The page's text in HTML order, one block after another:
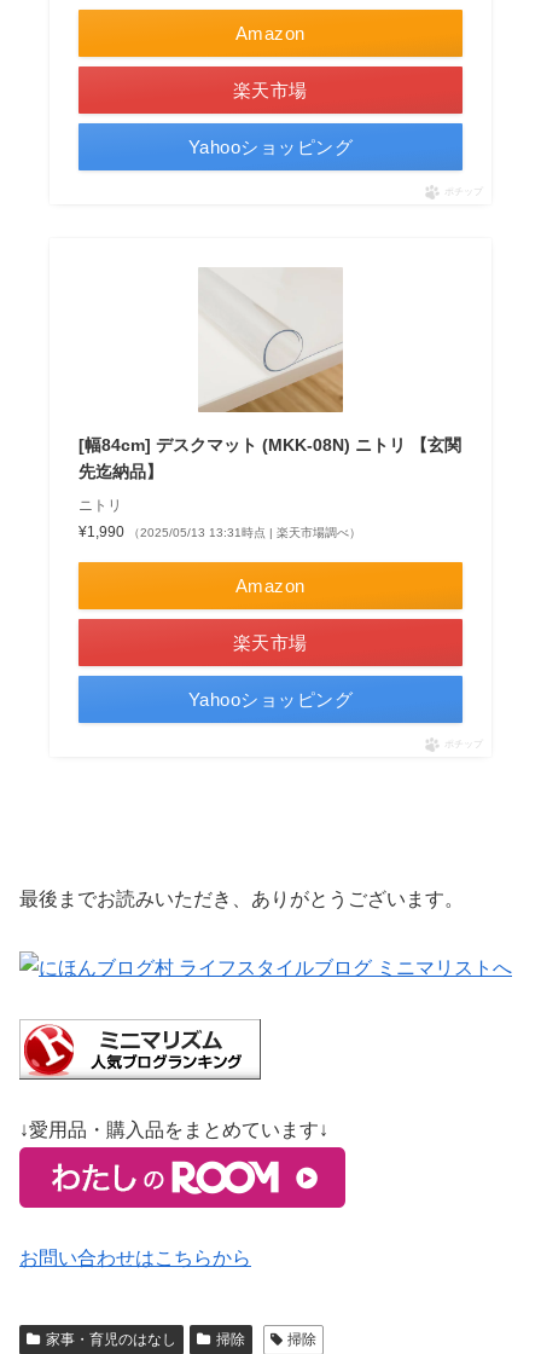
Amazon
楽天市場
Yahooショッピング
ポチップ
[幅84cm] デスクマット (MKK-08N) ニトリ 【玄関
先迄納品】
ニトリ
¥1,990
（2025/05/13 13:31時点 | 楽天市場調べ）
Amazon
楽天市場
Yahooショッピング
ポチップ
最後までお読みいただき、ありがとうございます。
↓愛用品・購入品をまとめています↓
お問い合わせはこちらから
家事・育児のはなし 掃除 掃除